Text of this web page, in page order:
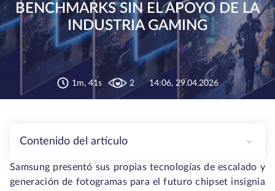
BENCHMARKS SIN EL APOYO DE LA
INDUSTRIA GAMING
1m, 41s 2 14:06, 29.04.2026
Contenido del artículo
Samsung presentó sus propias tecnologías de escalado y
generación de fotogramas para el futuro chipset insignia